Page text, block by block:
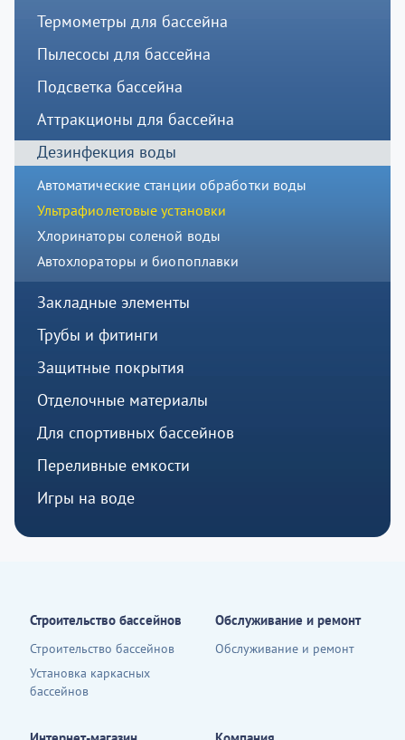
Термометры для бассейна
Пылесосы для бассейна
Подсветка бассейна
Аттракционы для бассейна
Дезинфекция воды
Автоматические станции обработки воды
Ультрафиолетовые установки
Хлоринаторы соленой воды
Автохлораторы и биопоплавки
Закладные элементы
Трубы и фитинги
Защитные покрытия
Отделочные материалы
Для спортивных бассейнов
Переливные емкости
Игры на воде
Строительство бассейнов
Строительство бассейнов
Установка каркасных
бассейнов
Обслуживание и ремонт
Обслуживание и ремонт